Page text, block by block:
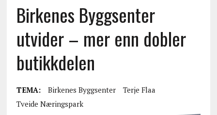
Birkenes Byggsenter
utvider – mer enn dobler
butikkdelen
TEMA: Birkenes Byggsenter
Terje Flaa
Tveide Næringspark